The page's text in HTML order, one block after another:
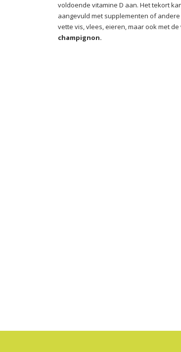
voldoende vitamine D aan. Het tekort
aangevuld met supplementen of
vette vis, vlees, eieren, maar ook met de
champignon.